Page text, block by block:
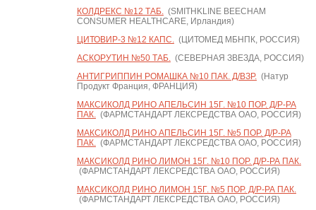
КОЛДРЕКС №12 ТАБ.(SMITHKLINE BEECHAM
CONSUMER HEALTHCARE, Ирландия)
ЦИТОВИР-3 №12 КАПС.(ЦИТОМЕД МБНПК, РОССИЯ)
АСКОРУТИН №50 ТАБ.(СЕВЕРНАЯ ЗВЕЗДА, РОССИЯ)
АНТИГРИППИН РОМАШКА №10 ПАК. Д/ВЗР.(Натур
Продукт Франция, ФРАНЦИЯ)
МАКСИКОЛД РИНО АПЕЛЬСИН 15Г. №10 ПОР. Д/Р-РА
ПАК.(ФАРМСТАНДАРТ ЛЕКСРЕДСТВА ОАО, РОССИЯ)
МАКСИКОЛД РИНО АПЕЛЬСИН 15Г. №5 ПОР. Д/Р-РА
ПАК.(ФАРМСТАНДАРТ ЛЕКСРЕДСТВА ОАО, РОССИЯ)
МАКСИКОЛД РИНО ЛИМОН 15Г. №10 ПОР. Д/Р-РА ПАК.
(ФАРМСТАНДАРТ ЛЕКСРЕДСТВА ОАО, РОССИЯ)
МАКСИКОЛД РИНО ЛИМОН 15Г. №5 ПОР. Д/Р-РА ПАК.
(ФАРМСТАНДАРТ ЛЕКСРЕДСТВА ОАО, РОССИЯ)